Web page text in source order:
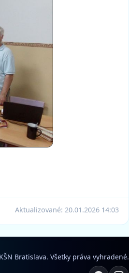
Aktualizované: 20.01.2026 14:03
Bratislava. Všetky práva vyhradené.